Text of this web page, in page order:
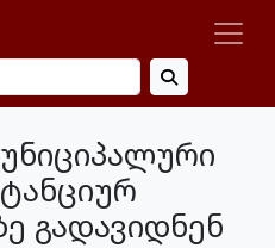
გადავიდნენ